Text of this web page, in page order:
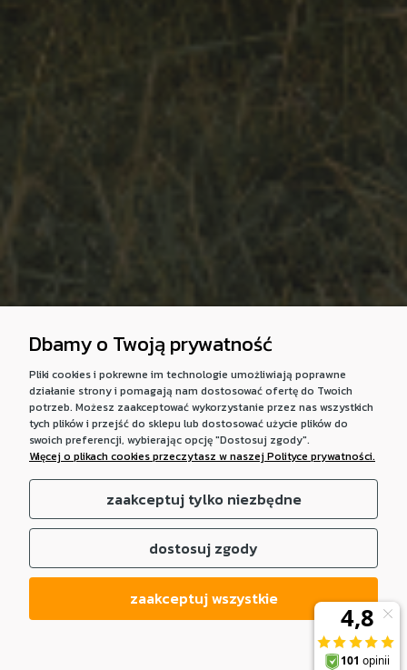
Dbamy o Twoją prywatność
Pliki cookies i pokrewne im technologie umożliwiają poprawne
działanie strony i pomagają nam dostosować ofertę do Twoich
potrzeb. Możesz zaakceptować wykorzystanie przez nas wszystkich
tych plików i przejść do sklepu lub dostosować użycie plików do
swoich preferencji, wybierając opcję "Dostosuj zgody".
Więcej o plikach cookies przeczytasz w naszej Polityce prywatności.
zaakceptuj tylko niezbędne
dostosuj zgody
zaakceptuj wszystkie